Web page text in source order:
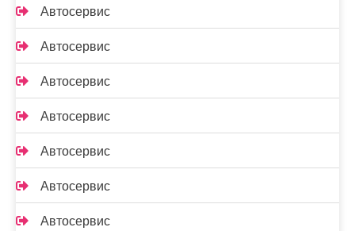
Автосервис
Автосервис
Автосервис
Автосервис
Автосервис
Автосервис
Автосервис